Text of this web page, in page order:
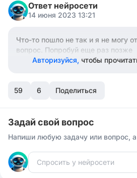
Ответ нейросети
14 июня 2023 13:21
Что-то пошло не так и я не могу
вопрос. Попробуй еще раз позже
Авторизуйся, чтобы
59 6 Поделиться
Задай свой вопрос
Напиши любую задачу или вопрос,